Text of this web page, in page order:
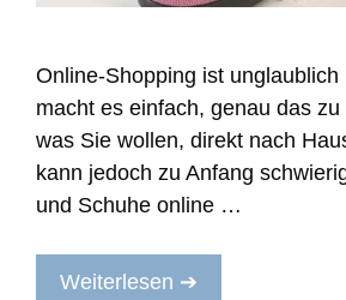
Online-Shopping ist unglaublich
macht es einfach, genau das
was Sie wollen, direkt nach
kann jedoch zu Anfang
und Schuhe online …
Weiterlesen ➔